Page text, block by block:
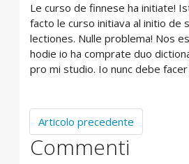
Le curso de finnese ha initiate!
facto le curso initiava al initio
lectiones. Nulle problema! Nos
hodie io ha comprate duo
pro mi studio. Io nunc debe
Articolo precedente
Commenti